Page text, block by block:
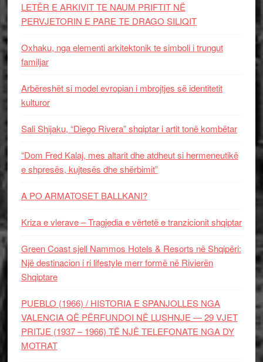
LETËR E ARKIVIT TE NAUM PRIFTIT NË
PERVJETORIN E PARE TE DRAGO SILIQIT
Oxhaku, nga elementi arkitektonik te simboli i trungut
familjar
Arbëreshët si model evropian i mbrojtjes së identitetit
kulturor
Sali Shijaku, “Diego Rivera” shqiptar i artit tonë kombëtar
“Dom Fred Kalaj, mes altarit dhe atdheut si hermeneutikë
e shpresës, kujtesës dhe shërbimit”
A PO ARMATOSET BALLKANI?
Kriza e vlerave – Tragjedia e vërtetë e tranzicionit shqiptar
Green Coast sjell Nammos Hotels & Resorts në Shqipëri:
Një destinacion i ri lifestyle merr formë në Rivierën
Shqiptare
PUEBLO (1966) / HISTORIA E SPANJOLLES NGA
VALENCIA QË PËRFUNDOI NË LUSHNJE — 29 VJET
PRITJE (1937 – 1966) TË NJË TELEFONATE NGA DY
MOTRAT